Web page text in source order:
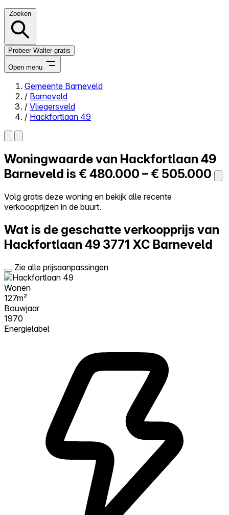
Zoeken
Probeer Walter gratis
Open menu
Close menu
Zelf kopen
Alles-in-één
Reviews
Log in
Gemeente Barneveld
/ Barneveld
/ Vliegersveld
/ Hackfortlaan 49
Woningwaarde van Hackfortlaan 49
Barneveld is € 480.000 – € 505.000
Volg gratis deze woning en bekijk alle recente
verkoopprijzen in de buurt.
Wat is de geschatte verkoopprijs van
Hackfortlaan 49 3771 XC Barneveld
Zie alle prijsaanpassingen
Wonen
127m²
Bouwjaar
1970
Energielabel